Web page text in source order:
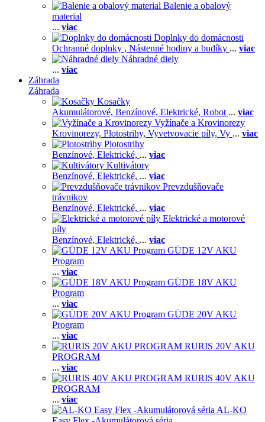
Balenie a obalový
material
... viac
Doplnky do domácnosti
Ochranné doplnky , Nástenné hodiny a budíky ... viac
Náhradné diely
... viac
Záhrada
Záhrada
Kosačky
Akumulátorové, Benzínové, Elektrické, Robot ... viac
Vyžínače a Krovinorezy
Krovinorezy, Plotostrihy, Vyvetvovacie píly, Vy ... viac
Plotostrihy
Benzínové, Elektrické, ... viac
Kultivátory
Benzínové, Elektrické, ... viac
Prevzdušňovače
trávnikov
Benzínové, Elektrické, ... viac
Elektrické a motorové
píly
Benzínové, Elektrické, ... viac
GÜDE 12V AKU
Program
... viac
GÜDE 18V AKU
Program
... viac
GÜDE 20V AKU
Program
... viac
RURIS 20V AKU
PROGRAM
... viac
RURIS 40V AKU
PROGRAM
... viac
AL-KO